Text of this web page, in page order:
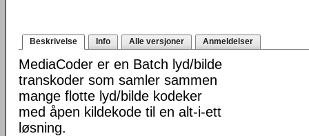
Beskrivelse Info Alle versjoner Anmeldelser
MediaCoder er en Batch lyd/bilde
transkoder som samler sammen
mange flotte lyd/bilde kodeker
med åpen kildekode til en alt-i-ett
løsning.